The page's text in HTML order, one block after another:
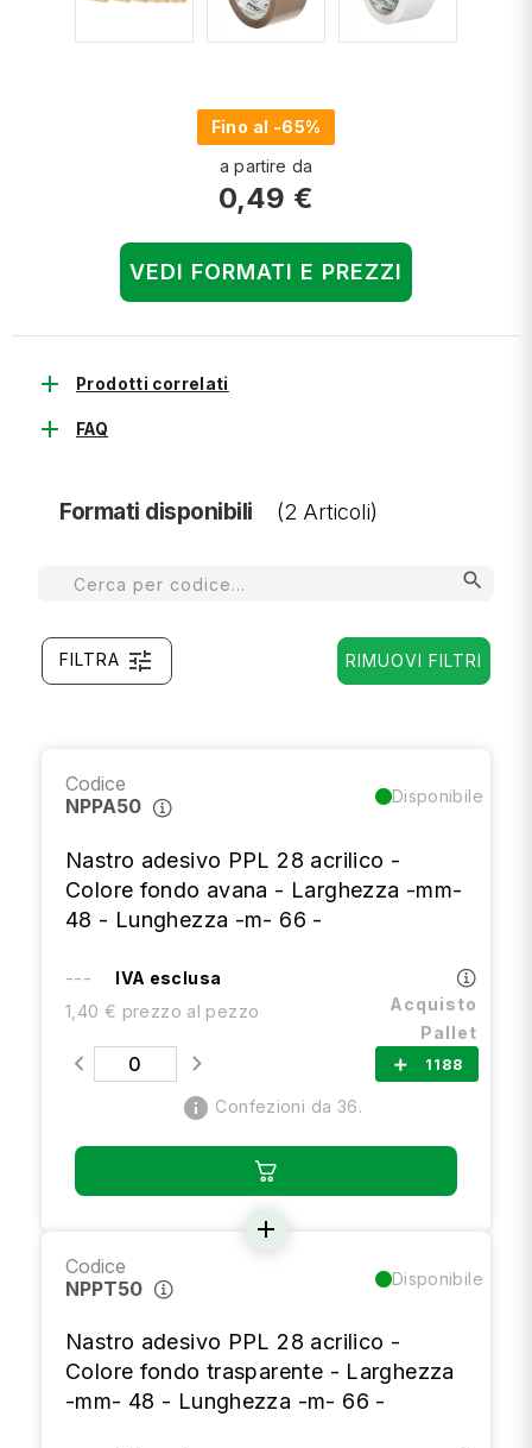
Fino al -65%
a partire da
0,49 €
VEDI FORMATI E PREZZI
add Prodotti correlati
add FAQ
Formati disponibili (2 Articoli)
search
FILTRA tune RIMUOVI FILTRI
Codice
NPPA50
Disponibile
Nastro adesivo PPL 28 acrilico -
Colore fondo avana - Larghezza -mm-
48 - Lunghezza -m- 66 -
---
IVA esclusa
1,40 € prezzo al pezzo
add 1188
Acquisto
Pallet
info Confezioni da 36.
add
Codice
NPPT50
Disponibile
Nastro adesivo PPL 28 acrilico -
Colore fondo trasparente - Larghezza
-mm- 48 - Lunghezza -m- 66 -